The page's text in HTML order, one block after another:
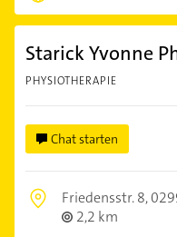
Starick Yvonne
PHYSIOTHERAPIE
Chat starten
Friedensstr. 8,
2,2 km